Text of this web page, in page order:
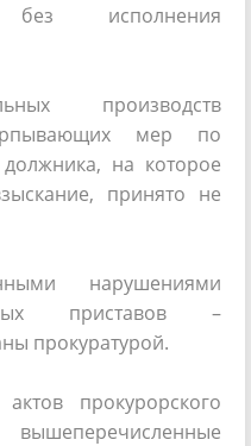
исполнения
производств
мер по
на которое
принято не
нарушениями
приставов –
прокуратурой.
прокурорского